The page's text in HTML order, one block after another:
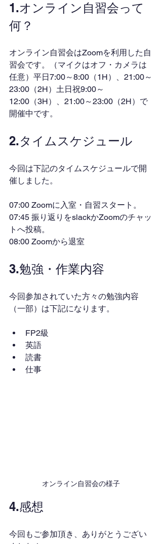
1.オンライン自習会って
何？
オンライン自習会はZoomを利用した自
習会です。（マイクはオフ・カメラは
任意）平日7:00～8:00（1H）、21:00～
23:00（2H）土日祝9:00～
12:00（3H）、21:00～23:00（2H）で
開催中です。
2.タイムスケジュール
今回は下記のタイムスケジュールで開
催しました。
07:00 Zoomに入室・自習スタート。
07:45 振り返りをslackかZoomのチャッ
トへ投稿。
08:00 Zoomから退室
3.勉強・作業内容
今回参加されていた方々の勉強内容
（一部）は下記になります。
FP2級
英語
読書
仕事
オンライン自習会の様子
4.感想
今回もご参加頂き、ありがとうござい